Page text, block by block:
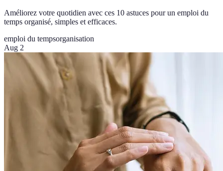
Améliorez votre quotidien avec ces 10 astuces pour un emploi du
temps organisé, simples et efficaces.
emploi du tempsorganisation
Aug 2